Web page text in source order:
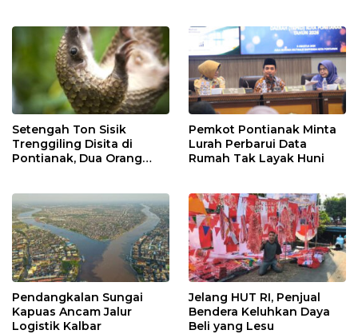
Setengah Ton Sisik
Trenggiling Disita di
Pontianak, Dua Orang
Pemkot Pontianak Minta
Lurah Perbarui Data
Rumah Tak Layak Huni
Pendangkalan Sungai
Kapuas Ancam Jalur
Logistik Kalbar
Jelang HUT RI, Penjual
Bendera Keluhkan Daya
Beli yang Lesu